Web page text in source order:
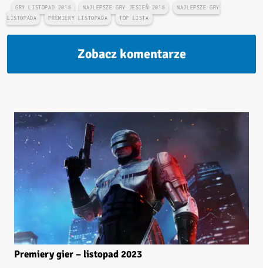
GRY LISTOPAD 2016 NAJLEPSZE GRY JESIEŃ 2016
NAJLEPSZE GRY
LISTOPADA
PREMIERY LISTOPADA TOP LISTA
Zobacz komentarze
Premiery gier – listopad 2023